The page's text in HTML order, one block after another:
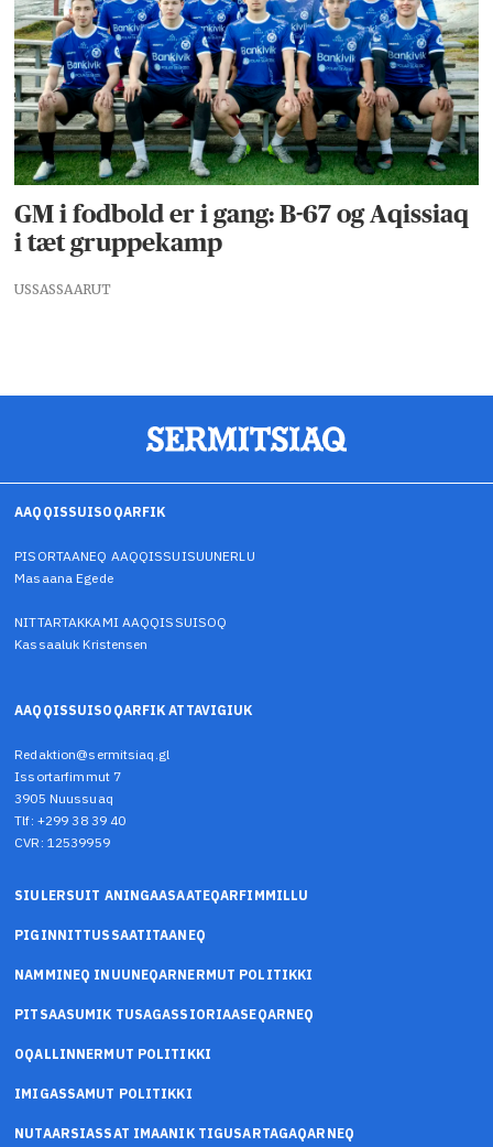
GM i fodbold er i gang: B-67 og Aqissiaq
i tæt gruppekamp
USSASSAARUT
AAQQISSUISOQARFIK
PISORTAANEQ AAQQISSUISUUNERLU
Masaana Egede
NITTARTAKKAMI AAQQISSUISOQ
Kassaaluk Kristensen
AAQQISSUISOQARFIK ATTAVIGIUK
Redaktion@sermitsiaq.gl
Issortarfimmut 7
3905 Nuussuaq
Tlf: +299 38 39 40
CVR: 12539959
SIULERSUIT ANINGAASAATEQARFIMMILLU
PIGINNITTUSSAATITAANEQ
NAMMINEQ INUUNEQARNERMUT POLITIKKI
PITSAASUMIK TUSAGASSIORIAASEQARNEQ
OQALLINNERMUT POLITIKKI
IMIGASSAMUT POLITIKKI
NUTAARSIASSAT IMAANIK TIGUSARTAGAQARNEQ